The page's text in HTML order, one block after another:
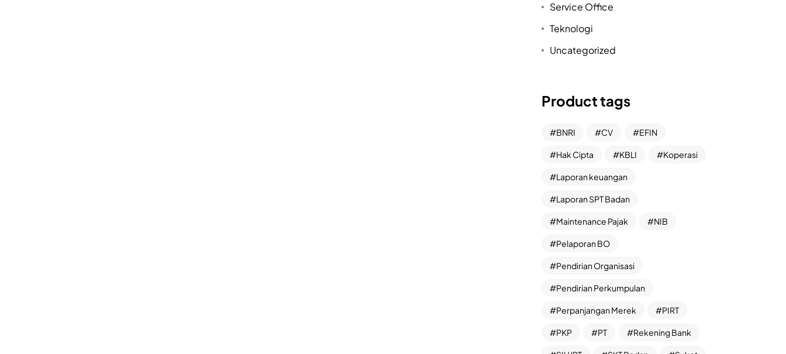
Service Office
Teknologi
Uncategorized
Product tags
BNRI CV EFIN
Hak Cipta KBLI Koperasi
Laporan keuangan
Laporan SPT Badan
Maintenance Pajak NIB
Pelaporan BO
Pendirian Organisasi
Pendirian Perkumpulan
Perpanjangan Merek PIRT
PKP PT Rekening Bank